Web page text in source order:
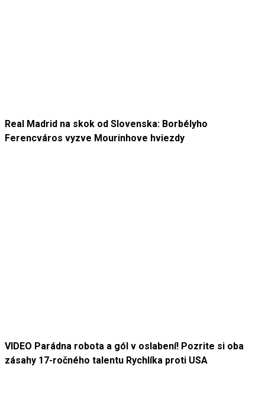
Real Madrid na skok od Slovenska: Borbélyho
Ferencváros vyzve Mourinhove hviezdy
VIDEO Parádna robota a gól v oslabení! Pozrite si oba
zásahy 17-ročného talentu Rychlíka proti USA